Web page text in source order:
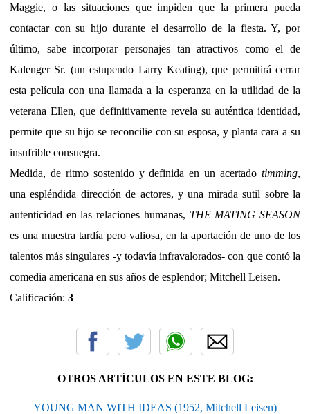
Maggie, o las situaciones que impiden que la primera pueda
contactar con su hijo durante el desarrollo de la fiesta. Y, por
último, sabe incorporar personajes tan atractivos como el de
Kalenger Sr. (un estupendo Larry Keating), que permitirá cerrar
esta película con una llamada a la esperanza en la utilidad de la
veterana Ellen, que definitivamente revela su auténtica identidad,
permite que su hijo se reconcilie con su esposa, y planta cara a su
insufrible consuegra.
Medida, de ritmo sostenido y definida en un acertado timming,
una espléndida dirección de actores, y una mirada sutil sobre la
autenticidad en las relaciones humanas, THE MATING SEASON
es una muestra tardía pero valiosa, en la aportación de uno de los
talentos más singulares -y todavía infravalorados- con que contó la
comedia americana en sus años de esplendor; Mitchell Leisen.
Calificación: 3
OTROS ARTÍCULOS EN ESTE BLOG:
YOUNG MAN WITH IDEAS (1952, Mitchell Leisen)